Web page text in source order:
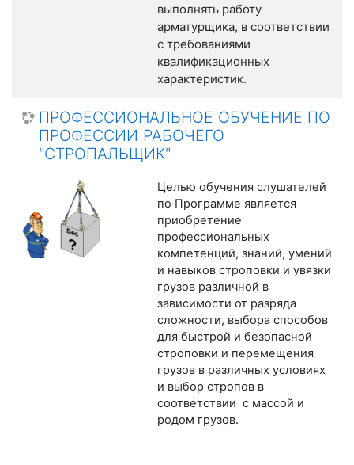
выполнять работу
арматурщика, в соответствии
с требованиями
квалификационных
характеристик.
ПРОФЕССИОНАЛЬНОЕ ОБУЧЕНИЕ ПО
ПРОФЕССИИ РАБОЧЕГО
"СТРОПАЛЬЩИК"
Целью обучения слушателей
по Программе является
приобретение
профессиональных
компетенций, знаний, умений
и навыков строповки и увязки
грузов различной в
зависимости от разряда
сложности, выбора способов
для быстрой и безопасной
строповки и перемещения
грузов в различных условиях
и выбор стропов в
соответствии с массой и
родом грузов.